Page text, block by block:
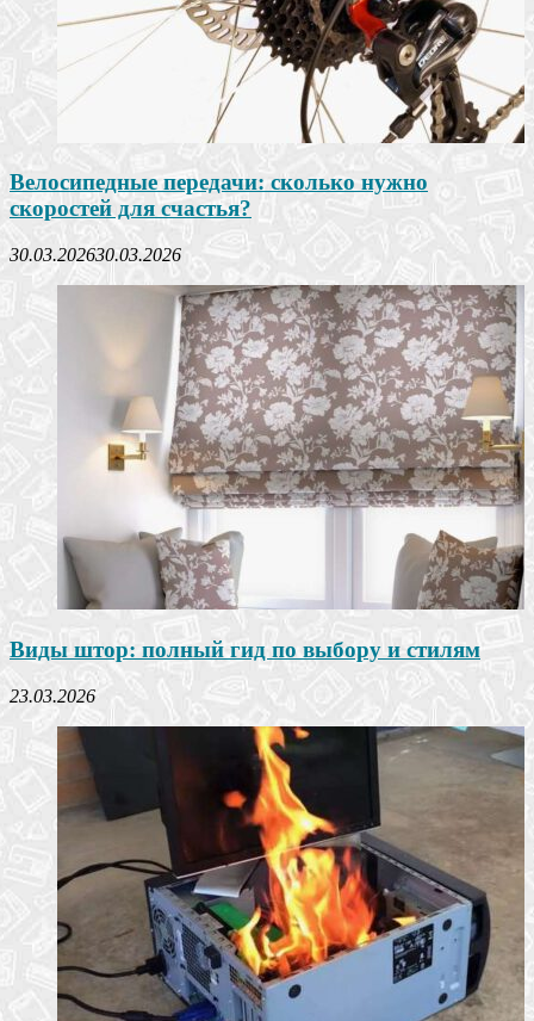
Велосипедные передачи: сколько нужно
скоростей для счастья?
30.03.202630.03.2026
Виды штор: полный гид по выбору и стилям
23.03.2026